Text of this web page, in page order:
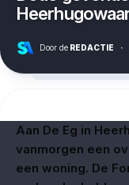
Door de REDACTIE ·
Aan De Eg in
vanmorgen een
een woning. De